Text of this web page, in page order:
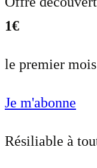
1€
le premier
Je m'abonne
Résiliable à